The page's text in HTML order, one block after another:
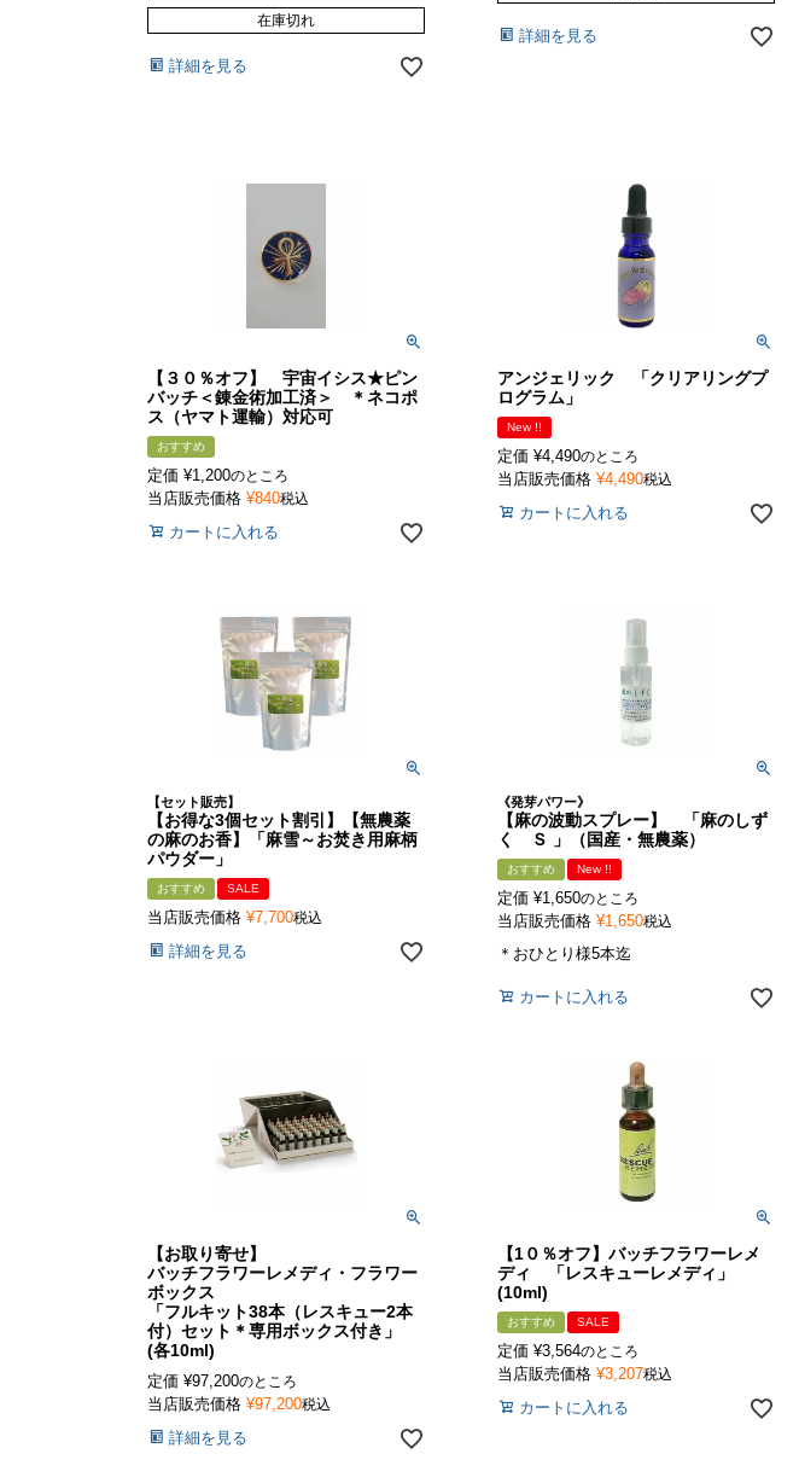
在庫切れ
詳細を見る
詳細を見る
【３０％オフ】 宇宙イシス★ピン
バッチ＜錬金術加工済＞ ＊ネコポ
ス（ヤマト運輸）対応可
おすすめ
定価 ¥1,200のところ
当店販売価格 ¥840税込
カートに入れる
アンジェリック 「クリアリングプ
ログラム」
New !!
定価 ¥4,490のところ
当店販売価格 ¥4,490税込
カートに入れる
【セット販売】
【お得な3個セット割引】【無農薬
の麻のお香】「麻雪～お焚き用麻柄
パウダー」
おすすめ SALE
当店販売価格 ¥7,700税込
詳細を見る
《発芽パワー》
【麻の波動スプレー】 「麻のしず
く Ｓ 」（国産・無農薬）
おすすめ New !!
定価 ¥1,650のところ
当店販売価格 ¥1,650税込
＊おひとり様5本迄
カートに入れる
【お取り寄せ】
バッチフラワーレメディ・フラワー
ボックス
「フルキット38本（レスキュー2本
付）セット＊専用ボックス付き」
(各10ml)
定価 ¥97,200のところ
当店販売価格 ¥97,200税込
詳細を見る
【1０％オフ】バッチフラワーレメ
ディ 「レスキューレメディ」
(10ml)
おすすめ SALE
定価 ¥3,564のところ
当店販売価格 ¥3,207税込
カートに入れる